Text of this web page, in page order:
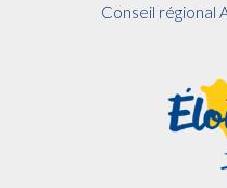
Conseil régional